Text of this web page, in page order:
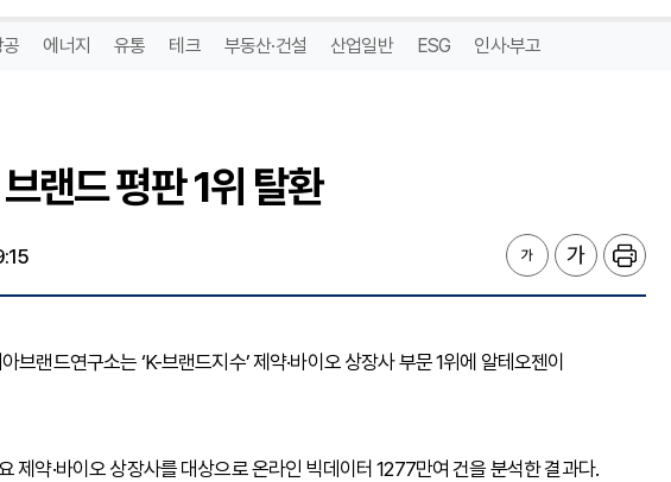
공 에너지 유통 테크 부동산·건설 산업일반 ESG 인사·부고
랜드 평판 1위 탈환
랜드연구소는 ‘K-브랜드지수’ 제약·바이오 상장사 부문 1위에 알테오젠이
제약·바이오 상장사를 대상으로 온라인 빅데이터 1277만여 건을 분석한 결과다.